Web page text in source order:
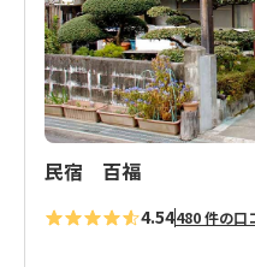
民宿 百福
4.54480 件の口